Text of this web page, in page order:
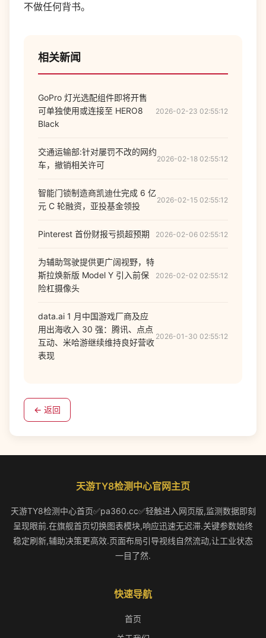
不做任何背书。
相关新闻
GoPro 灯光选配组件即将开售
可单独使用或连接至 HERO8
Black
2026-02-23 02:55:12
交通运输部:针对屡罚不改的网约
车，撤销相关许可
2026-02-18 02:55:12
智能门锁制造商凯迪仕完成 6 亿
元 C 轮融资，亚投基金领投
2026-02-15 02:55:12
Pinterest 首份财报亏损超预期 2026-02-06 02:55:12
为辅助驾驶提供更广阔视野，特
斯拉焕新版 Model Y 引入前保
险杠摄像头
2026-02-02 02:55:12
data.ai 1 月中国游戏厂商及应
用出海收入 30 强：腾讯、点点
互动、米哈游继续维持良好营收
表现
2026-01-30 02:55:12
← 返回
天游TY8检测中心官网主页
天游TY8检测中心首页✅pa360.cc✅轻触进入网页版,监测数据即刻
呈现眼前.在旗舰首页切换图表模块,响应迅速无迟滞.关键参数始终
稳定刷新,辅助决策更高效.页面布局引导视线自然流动,让工业状态
一目了然.
快速导航
首页